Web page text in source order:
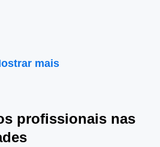
mais
profissionais nas